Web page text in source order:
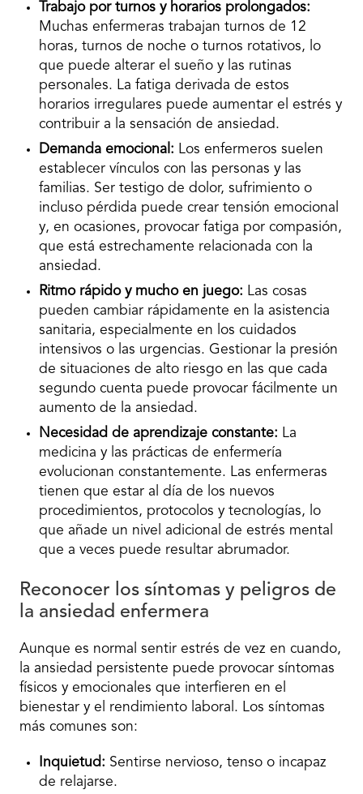
Trabajo por turnos y horarios prolongados:
Muchas enfermeras trabajan turnos de 12
horas, turnos de noche o turnos rotativos, lo
que puede alterar el sueño y las rutinas
personales. La fatiga derivada de estos
horarios irregulares puede aumentar el estrés y
contribuir a la sensación de ansiedad.
Demanda emocional: Los enfermeros suelen
establecer vínculos con las personas y las
familias. Ser testigo de dolor, sufrimiento o
incluso pérdida puede crear tensión emocional
y, en ocasiones, provocar fatiga por compasión,
que está estrechamente relacionada con la
ansiedad.
Ritmo rápido y mucho en juego: Las cosas
pueden cambiar rápidamente en la asistencia
sanitaria, especialmente en los cuidados
intensivos o las urgencias. Gestionar la presión
de situaciones de alto riesgo en las que cada
segundo cuenta puede provocar fácilmente un
aumento de la ansiedad.
Necesidad de aprendizaje constante: La
medicina y las prácticas de enfermería
evolucionan constantemente. Las enfermeras
tienen que estar al día de los nuevos
procedimientos, protocolos y tecnologías, lo
que añade un nivel adicional de estrés mental
que a veces puede resultar abrumador.
Reconocer los síntomas y peligros de
la ansiedad enfermera
Aunque es normal sentir estrés de vez en cuando,
la ansiedad persistente puede provocar síntomas
físicos y emocionales que interfieren en el
bienestar y el rendimiento laboral. Los síntomas
más comunes son:
Inquietud: Sentirse nervioso, tenso o incapaz
de relajarse.